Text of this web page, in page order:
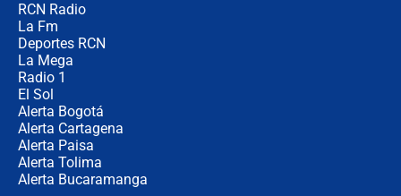
RCN Radio
La Fm
Deportes RCN
La Mega
Radio 1
El Sol
Alerta Bogotá
Alerta Cartagena
Alerta Paisa
Alerta Tolima
Alerta Bucaramanga